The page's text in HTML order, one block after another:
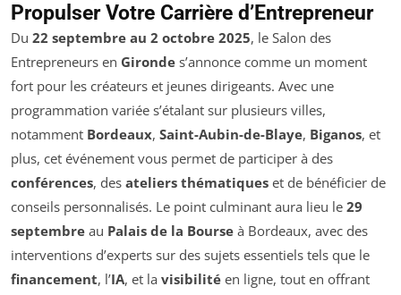
Propulser Votre Carrière d’Entrepreneur
Du 22 septembre au 2 octobre 2025, le Salon des
Entrepreneurs en Gironde s’annonce comme un moment
fort pour les créateurs et jeunes dirigeants. Avec une
programmation variée s’étalant sur plusieurs villes,
notamment Bordeaux, Saint-Aubin-de-Blaye, Biganos, et
plus, cet événement vous permet de participer à des
conférences, des ateliers thématiques et de bénéficier de
conseils personnalisés. Le point culminant aura lieu le 29
septembre au Palais de la Bourse à Bordeaux, avec des
interventions d’experts sur des sujets essentiels tels que le
financement, l’IA, et la visibilité en ligne, tout en offrant